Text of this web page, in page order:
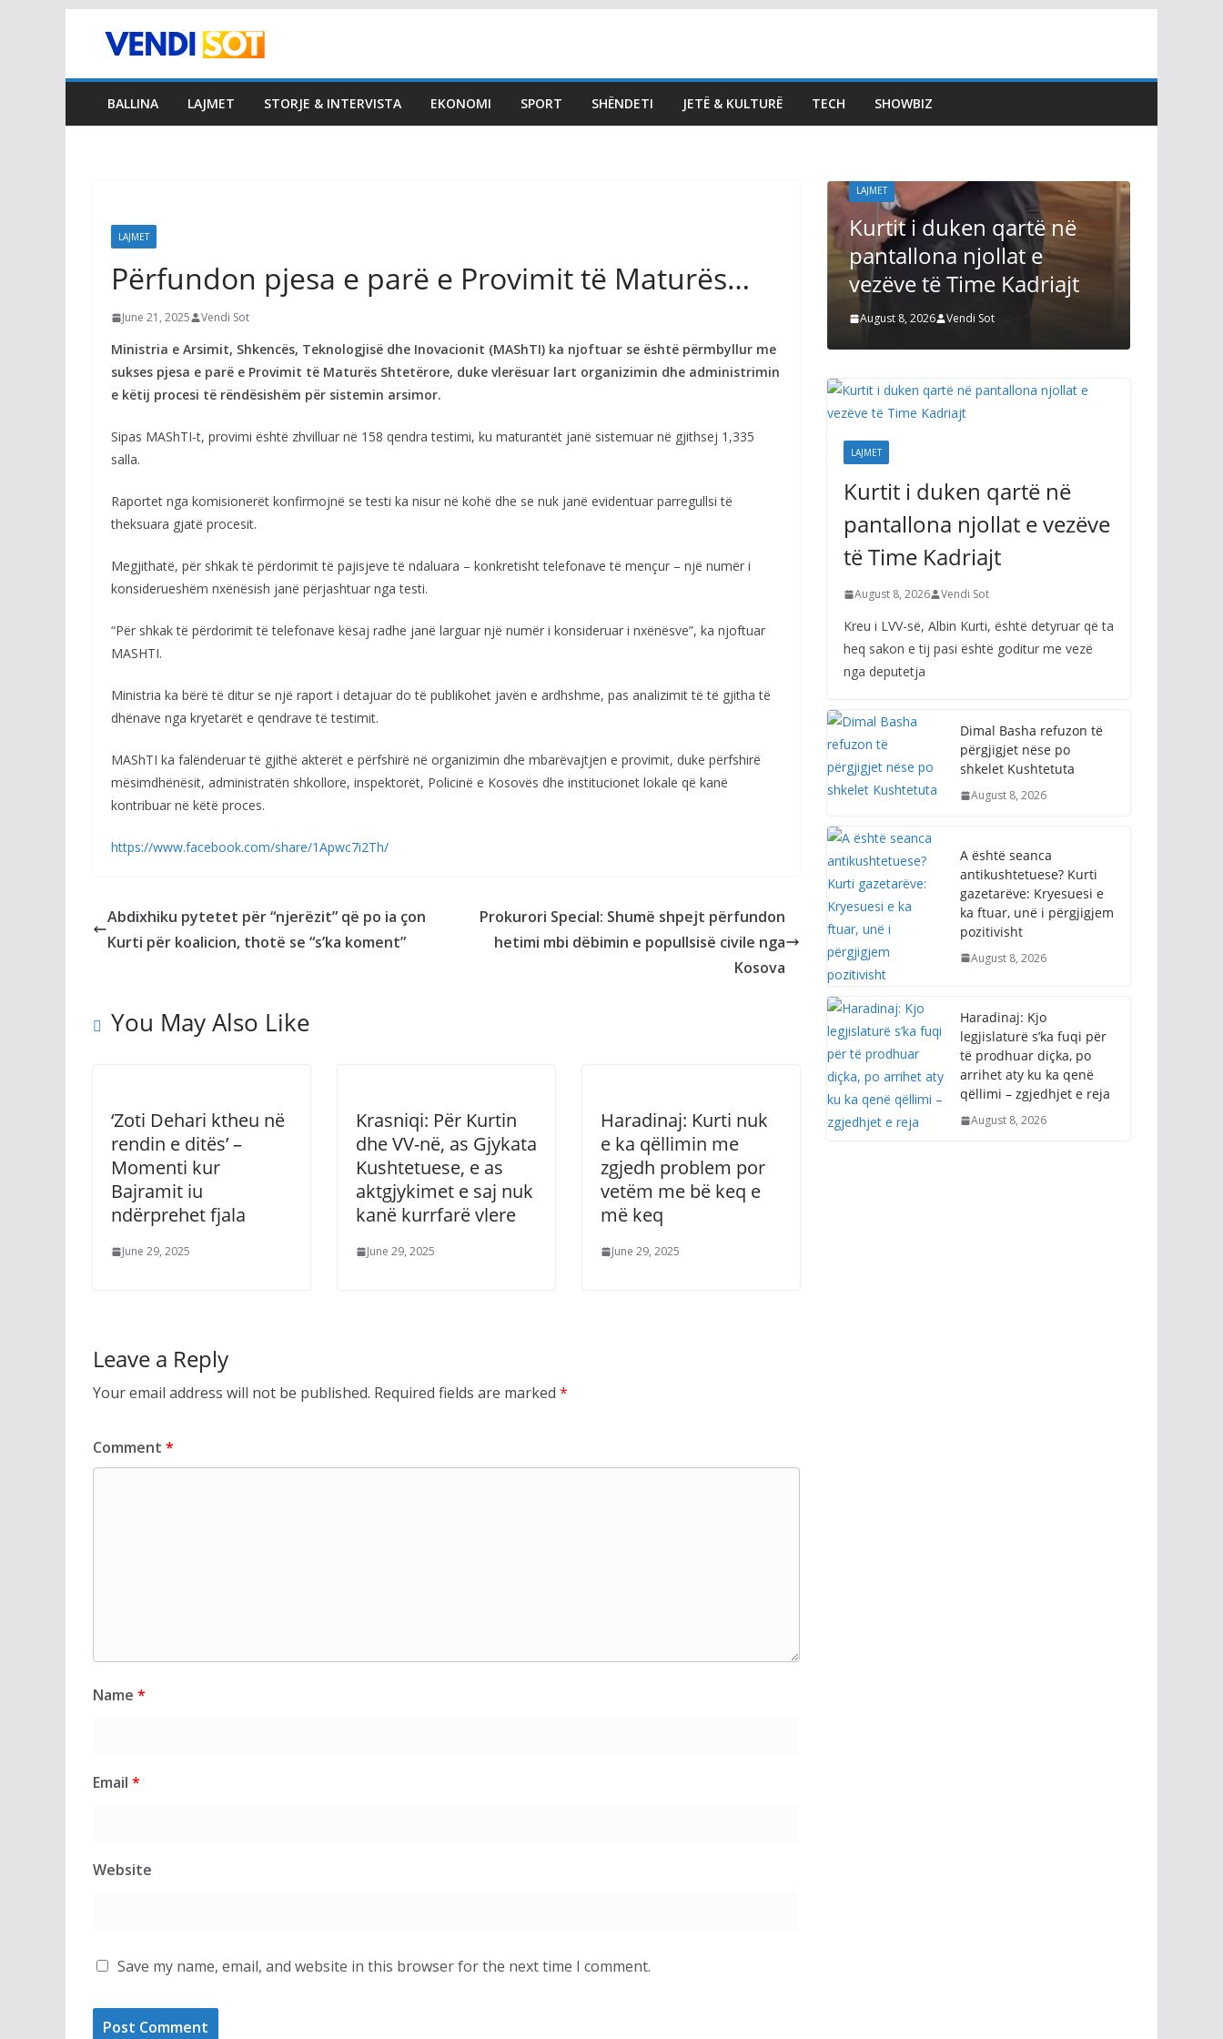
BALLINA LAJMET STORJE & INTERVISTA EKONOMI SPORT SHËNDETI JETË & KULTURË TECH SHOWBIZ
LAJMET
Përfundon pjesa e parë e Provimit të Maturës…
June 21, 2025 Vendi Sot
Ministria e Arsimit, Shkencës, Teknologjisë dhe Inovacionit (MAShTI) ka njoftuar se është përmbyllur me
sukses pjesa e parë e Provimit të Maturës Shtetërore, duke vlerësuar lart organizimin dhe administrimin
e këtij procesi të rëndësishëm për sistemin arsimor.
Sipas MAShTI-t, provimi është zhvilluar në 158 qendra testimi, ku maturantët janë sistemuar në gjithsej 1,335
salla.
Raportet nga komisionerët konfirmojnë se testi ka nisur në kohë dhe se nuk janë evidentuar parregullsi të
theksuara gjatë procesit.
Megjithatë, për shkak të përdorimit të pajisjeve të ndaluara – konkretisht telefonave të mençur – një numër i
konsiderueshëm nxënësish janë përjashtuar nga testi.
“Për shkak të përdorimit të telefonave kësaj radhe janë larguar një numër i konsideruar i nxënësve”, ka njoftuar
MASHTI.
Ministria ka bërë të ditur se një raport i detajuar do të publikohet javën e ardhshme, pas analizimit të të gjitha të
dhënave nga kryetarët e qendrave të testimit.
MAShTI ka falënderuar të gjithë akterët e përfshirë në organizimin dhe mbarëvajtjen e provimit, duke përfshirë
mësimdhënësit, administratën shkollore, inspektorët, Policinë e Kosovës dhe institucionet lokale që kanë
kontribuar në këtë proces.
https://www.facebook.com/share/1Apwc7i2Th/
Abdixhiku pytetet për “njerëzit” që po ia çon
Kurti për koalicion, thotë se “s’ka koment”
Prokurori Special: Shumë shpejt përfundon
hetimi mbi dëbimin e popullsisë civile nga
Kosova
You May Also Like
‘Zoti Dehari ktheu në
rendin e ditës’ –
Momenti kur
Bajramit iu
ndërprehet fjala
June 29, 2025
Krasniqi: Për Kurtin
dhe VV-në, as Gjykata
Kushtetuese, e as
aktgjykimet e saj nuk
kanë kurrfarë vlere
June 29, 2025
Haradinaj: Kurti nuk
e ka qëllimin me
zgjedh problem por
vetëm me bë keq e
më keq
June 29, 2025
Leave a Reply
Your email address will not be published. Required fields are marked *
Comment *
Name *
Email *
Website
Save my name, email, and website in this browser for the next time I comment.
Haradinaj: Kjo legjislaturë
s’ka fuqi për të prodhuar
diçka, po arrihet aty ku
LAJMET
Kurtit i duken qartë në
pantallona njollat e
vezëve të Time Kadriajt
August 8, 2026 Vendi Sot
LAJMET
Kurtit i duken qartë në
pantallona njollat e vezëve
të Time Kadriajt
August 8, 2026 Vendi Sot
Kreu i LVV-së, Albin Kurti, është detyruar që ta
heq sakon e tij pasi është goditur me vezë
nga deputetja
Dimal Basha refuzon të
përgjigjet nëse po
shkelet Kushtetuta
August 8, 2026
A është seanca
antikushtetuese? Kurti
gazetarëve: Kryesuesi e
ka ftuar, unë i përgjigjem
pozitivisht
August 8, 2026
Haradinaj: Kjo
legjislaturë s’ka fuqi për
të prodhuar diçka, po
arrihet aty ku ka qenë
qëllimi – zgjedhjet e reja
August 8, 2026